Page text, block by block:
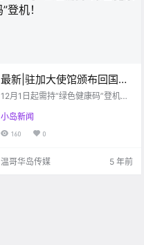
最新|驻加大使馆颁布回国新
规！12月1日起需持“绿色健
12月1日起需持“绿色健康码”登机回
小岛新闻
160 0
温哥华岛传媒 5 年前